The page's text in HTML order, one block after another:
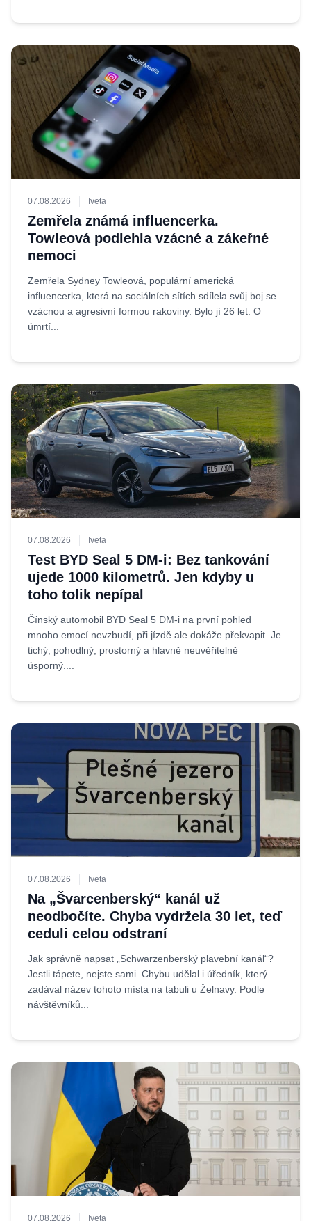
07.08.2026 Iveta
Zemřela známá influencerka.
Towleová podlehla vzácné a zákeřné
nemoci
Zemřela Sydney Towleová, populární americká
influencerka, která na sociálních sítích sdílela svůj boj se
vzácnou a agresivní formou rakoviny. Bylo jí 26 let. O
úmrtí...
07.08.2026 Iveta
Test BYD Seal 5 DM-i: Bez tankování
ujede 1000 kilometrů. Jen kdyby u
toho tolik nepípal
Čínský automobil BYD Seal 5 DM-i na první pohled
mnoho emocí nevzbudí, při jízdě ale dokáže překvapit. Je
tichý, pohodlný, prostorný a hlavně neuvěřitelně
úsporný....
07.08.2026 Iveta
Na „Švarcenberský“ kanál už
neodbočíte. Chyba vydržela 30 let, teď
ceduli celou odstraní
Jak správně napsat „Schwarzenberský plavební kanál“?
Jestli tápete, nejste sami. Chybu udělal i úředník, který
zadával název tohoto místa na tabuli u Želnavy. Podle
návštěvníků...
07.08.2026 Iveta